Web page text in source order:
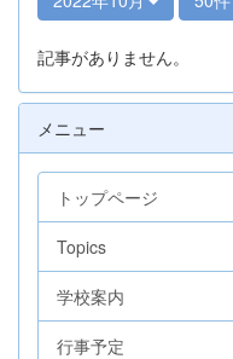
記事がありません。
メニュー
トップページ
Topics
学校案内
行事予定